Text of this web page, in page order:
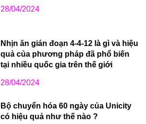
28/04/2024
Nhịn ăn gián đoạn 4-4-12 là gì và hiệu
quả của phương pháp đã phổ biến
tại nhiều quốc gia trên thế giới
28/04/2024
Bộ chuyển hóa 60 ngày của Unicity
có hiệu quả như thế nào ?